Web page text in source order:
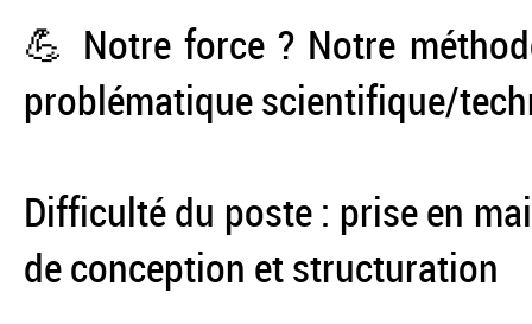
💪 Notre force ? Notre
problématique scientifique/
Difficulté du poste : prise en
de conception et structuration